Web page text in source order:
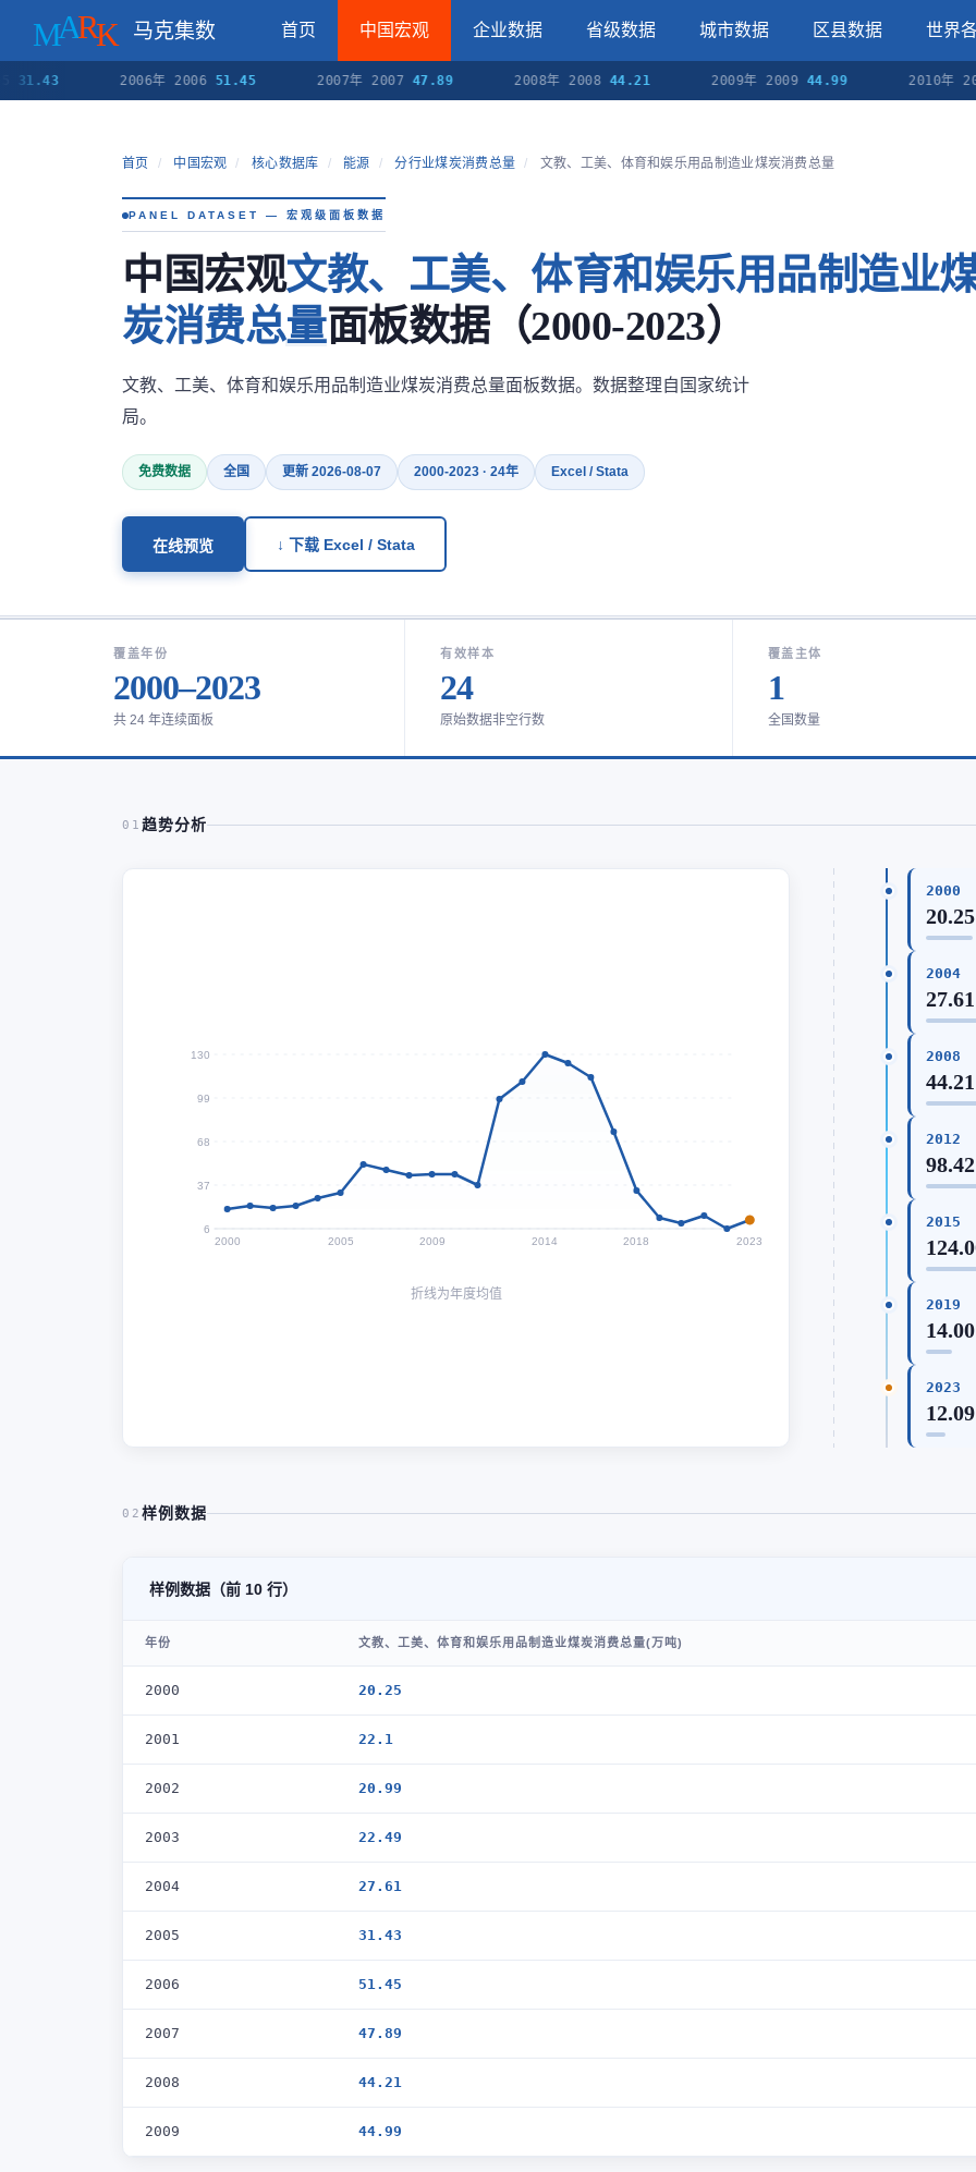
马克集数 首页 中国宏观 企业数据 省级数据 城市数据 区县数据 世界
2006年 2006 51.45 2007年 2007 47.89 2008年 2008 44.21 2009年 2009 44.99 2010年 2010
首页 / 中国宏观 / 核心数据库 / 能源 / 分行业煤炭消费总量 / 文教、工美、体育和娱乐用品制造业煤炭消费总量
PANEL DATASET — 宏观级面板数据
中国宏观文教、工美、体育和娱乐用品制造业
炭消费总量面板数据（2000-2023）
文教、工美、体育和娱乐用品制造业煤炭消费总量面板数据。数据整理自国家统计
局。
免费数据 全国 更新 2026-08-07 2000-2023 · 24年 Excel / Stata
在线预览 ↓ 下载 Excel / Stata
覆盖年份
2000–2023
共 24 年连续面板
有效样本
24
原始数据非空行数
覆盖主体
1
全国数量
01 趋势分析
130
99
68
37
6
2000
2005 2009 2014 2018 2023
折线为年度均值
2000
20.25
2004
27.61
2008
44.21
2012
98.42
2015
2019
14.00
2023
12.09
02 样例数据
样例数据（前 10 行）
年份 文教、工美、体育和娱乐用品制造业煤炭消费总量(万吨)
2000 20.25
2001 22.1
2002 20.99
2003 22.49
2004 27.61
2005 31.43
2006 51.45
2007 47.89
2008 44.21
2009 44.99